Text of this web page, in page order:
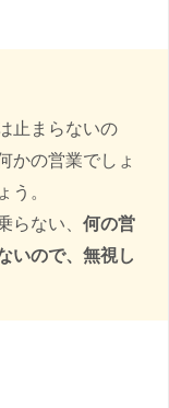
止まらないの
かの営業でしょ
う。
らない、 何の営
いので、無視し